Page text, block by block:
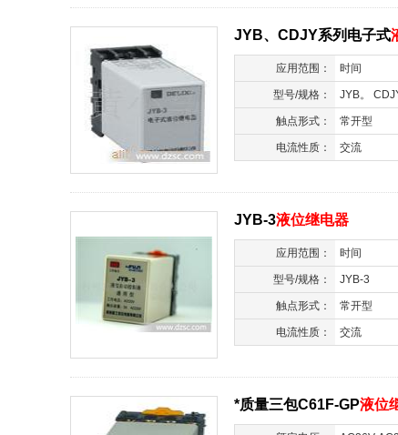
JYB、CDJY系列电子式
应用范围： 时间
型号/规格： JYB。
触点形式： 常开型
电流性质： 交流
JYB-3液位继电器
应用范围： 时间
型号/规格： JYB-3
触点形式： 常开型
电流性质： 交流
*质量三包C61F-GP液位